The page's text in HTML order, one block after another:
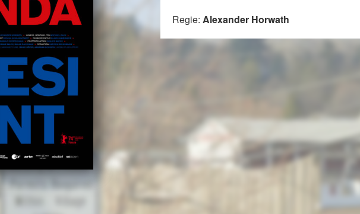
Regie: Alexander Horwath